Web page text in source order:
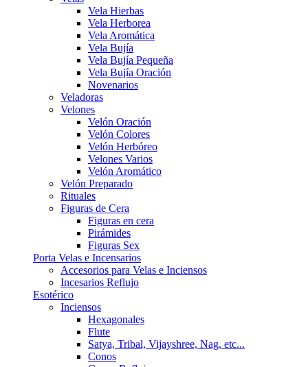
Vela Hierbas
Vela Herborea
Vela Aromática
Vela Bujía
Vela Bujía Pequeña
Vela Bujía Oración
Novenarios
Veladoras
Velones
Velón Oración
Velón Colores
Velón Herbóreo
Velones Varios
Velón Aromático
Velón Preparado
Rituales
Figuras de Cera
Figuras en cera
Pirámides
Figuras Sex
Porta Velas e Incensarios
Accesorios para Velas e Inciensos
Incesarios Reflujo
Esotérico
Inciensos
Hexagonales
Flute
Satya, Tribal, Vijayshree, Nag, etc...
Conos